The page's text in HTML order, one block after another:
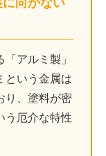
アルミ製」
という金属は
り、塗料が密
う厄介な特性